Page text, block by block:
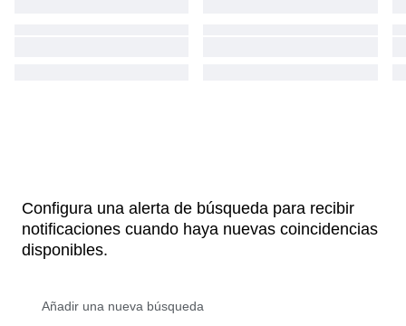
Configura una alerta de búsqueda para recibir
notificaciones cuando haya nuevas coincidencias
disponibles.